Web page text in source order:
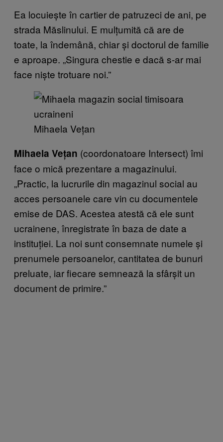
Ea locuiește în cartier de patruzeci de ani, pe
strada Măslinului. E mulțumită că are de
toate, la îndemână, chiar și doctorul de familie
e aproape. „Singura chestie e dacă s-ar mai
face niște trotuare noi.”
Mihaela Vețan
Mihaela Vețan (coordonatoare Intersect) îmi
face o mică prezentare a magazinului.
„Practic, la lucrurile din magazinul social au
acces persoanele care vin cu documentele
emise de DAS. Acestea atestă că ele sunt
ucrainene, înregistrate în baza de date a
instituției. La noi sunt consemnate numele și
prenumele persoanelor, cantitatea de bunuri
preluate, iar fiecare semnează la sfârșit un
document de primire.”